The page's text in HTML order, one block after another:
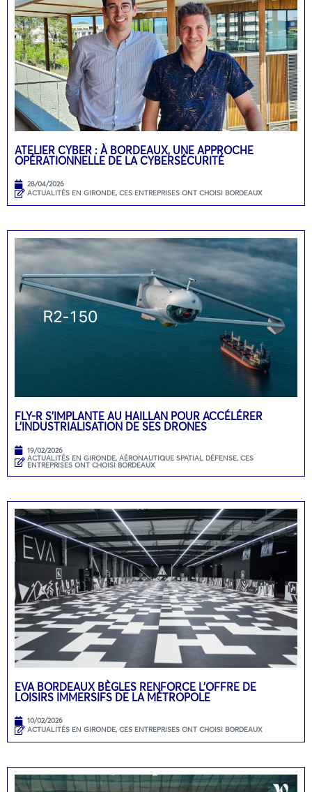
ATELIER CYBER : À BORDEAUX, UNE APPROCHE
OPÉRATIONNELLE DE LA CYBERSÉCURITÉ
28/04/2026
ACTUALITÉS EN GIRONDE, CES ENTREPRISES ONT CHOISI BORDEAUX
FLY-R S’IMPLANTE AU HAILLAN POUR ACCÉLÉRER
L’INDUSTRIALISATION DE SES DRONES
19/02/2026
ACTUALITÉS EN GIRONDE, AÉRONAUTIQUE SPATIAL DÉFENSE, CES
ENTREPRISES ONT CHOISI BORDEAUX
EVA BORDEAUX BÈGLES RENFORCE L’OFFRE DE
LOISIRS IMMERSIFS DE LA MÉTROPOLE
10/02/2026
ACTUALITÉS EN GIRONDE, CES ENTREPRISES ONT CHOISI BORDEAUX